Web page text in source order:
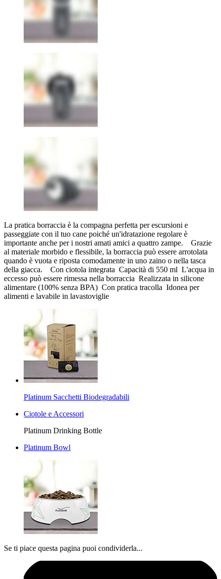
La pratica borraccia è la compagna perfetta per escursioni e
passeggiate con il tuo cane poiché un'idratazione regolare è
importante anche per i nostri amati amici a quattro zampe. Grazie
al materiale morbido e flessibile, la borraccia può essere arrotolata
quando è vuota e riposta comodamente in uno zaino o nella tasca
della giacca. Con ciotola integrata Capacità di 550 ml L'acqua in
eccesso può essere rimessa nella borraccia Realizzata in silicone
alimentare (100% senza BPA) Con pratica tracolla Idonea per
alimenti e lavabile in lavastoviglie
Platinum Sacchetti Biodegradabili
Ciotole e Accessori
Platinum Drinking Bottle
Platinum Bowl
Se ti piace questa pagina puoi condividerla...